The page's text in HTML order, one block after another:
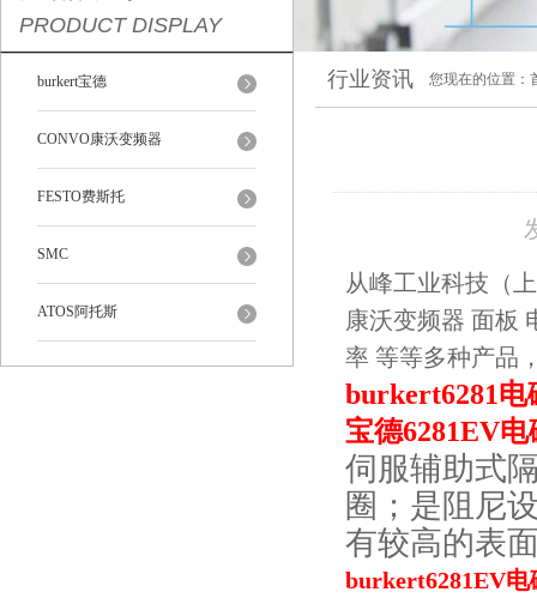
PRODUCT DISPLAY
burkert宝德
CONVO康沃变频器
FESTO费斯托
SMC
ATOS阿托斯
行业资讯 您现在的位置：
从峰工业科技（
康沃变频器 面板
率 等等多种产品
burkert6281
宝德6281EV电
伺服辅助式
圈；是阻尼
有较高的表
burkert6281EV